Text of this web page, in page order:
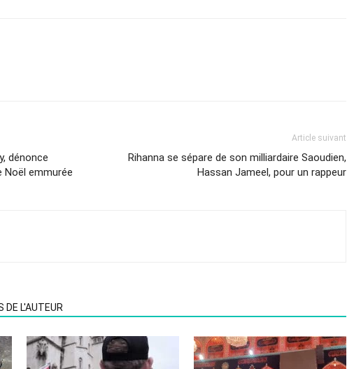
dénonce
Noël emmurée
Article suivant
Rihanna se sépare de son milliardaire Saoudien,
Hassan Jameel, pour un rappeur
DE L'AUTEUR